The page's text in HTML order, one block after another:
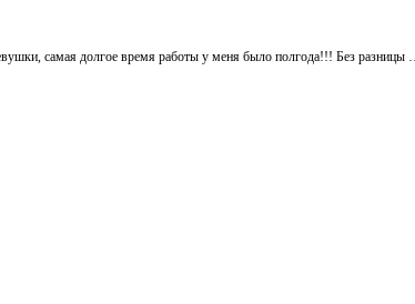
самая долгое время работы у меня было полгода!!! Без разницы …